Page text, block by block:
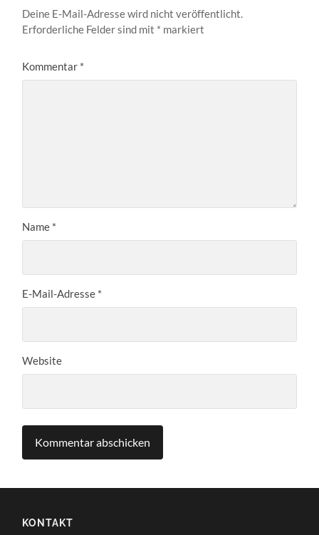
Deine E-Mail-Adresse wird nicht veröffentlicht.
Erforderliche Felder sind mit * markiert
Kommentar *
Name *
E-Mail-Adresse *
Website
KONTAKT